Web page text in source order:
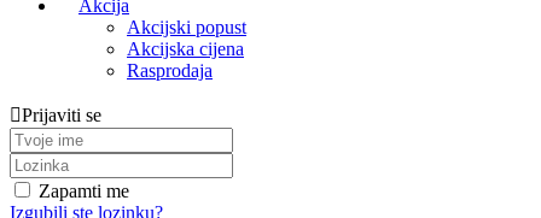
Akcija
Akcijski popust
Akcijska cijena
Rasprodaja
Prijaviti se
Zapamti me
Izgubili ste lozinku?